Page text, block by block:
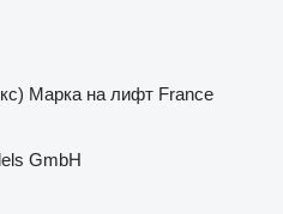
Марка на лифт France
GmbH